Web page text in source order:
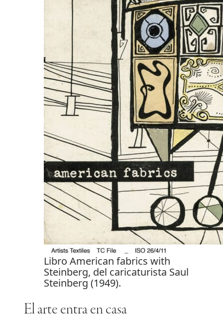
Libro American fabrics with
Steinberg, del caricaturista Saul
Steinberg (1949).
El arte entra en casa